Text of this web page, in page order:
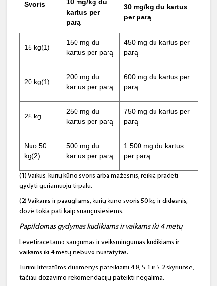
Svoris
10 mg/kg du
kartus per
parą
30 mg/kg du kartus
per parą
15 kg(1)
150 mg du
kartus per parą
450 mg du kartus per
parą
20 kg(1)
200 mg du
kartus per parą
600 mg du kartus per
parą
25 kg
250 mg du
kartus per parą
750 mg du kartus per
parą
Nuo 50
kg(2)
500 mg du
kartus per parą
1 500 mg du kartus
per parą
(1) Vaikus, kurių kūno svoris arba mažesnis, reikia pradėti
gydyti geriamuoju tirpalu.
(2) Vaikams ir paaugliams, kurių kūno svoris 50 kg ir didesnis,
dozė tokia pati kaip suaugusiesiems.
Papildomas gydymas kūdikiams ir vaikams iki 4 metų
Levetiracetamo saugumas ir veiksmingumas kūdikiams ir
vaikams iki 4 metų nebuvo nustatytas.
Turimi literatūros duomenys pateikiami 4.8, 5.1 ir 5.2 skyriuose,
tačiau dozavimo rekomendacijų pateikti negalima.